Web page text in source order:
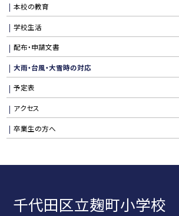
本校の教育
学校生活
配布・申請文書
大雨・台風・大雪時の対応
予定表
アクセス
卒業生の方へ
千代田区立麹町小学校